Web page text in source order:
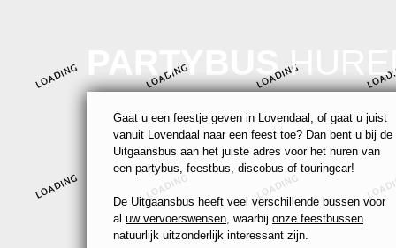
PARTYBUS
Gaat u een feestje geven in Lovendaal, of gaat u juist
vanuit Lovendaal naar een feest toe? Dan bent u bij de
Uitgaansbus aan het juiste adres voor het huren van
een partybus, feestbus, discobus of touringcar!
De Uitgaansbus heeft veel verschillende bussen voor
al uw vervoerswensen, waarbij onze feestbussen
natuurlijk uitzonderlijk interessant zijn.